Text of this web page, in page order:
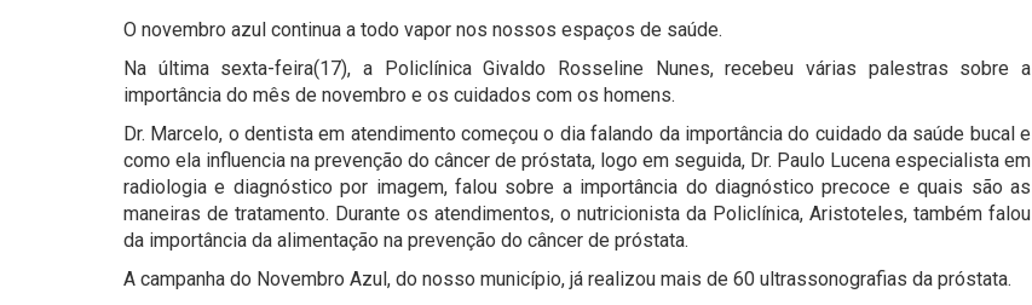
O novembro azul continua a todo vapor nos nossos espaços de saúde.
Na última sexta-feira(17), a Policlínica Givaldo Rosseline Nunes, recebeu várias palestras sobre a
importância do mês de novembro e os cuidados com os homens.
Dr. Marcelo, o dentista em atendimento começou o dia falando da importância do cuidado da saúde bucal e
como ela influencia na prevenção do câncer de próstata, logo em seguida, Dr. Paulo Lucena especialista em
radiologia e diagnóstico por imagem, falou sobre a importância do diagnóstico precoce e quais são as
maneiras de tratamento. Durante os atendimentos, o nutricionista da Policlínica, Aristoteles, também falou
da importância da alimentação na prevenção do câncer de próstata.
A campanha do Novembro Azul, do nosso município, já realizou mais de 60 ultrassonografias da próstata.